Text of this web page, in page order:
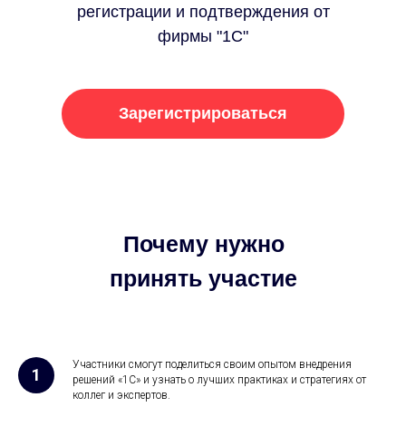
регистрации и подтверждения от
фирмы "1С"
Зарегистрироваться
Почему нужно
принять участие
Участники смогут поделиться своим опытом внедрения
решений «1С» и узнать о лучших практиках и стратегиях от
коллег и экспертов.